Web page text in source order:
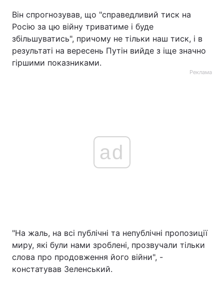
Він спрогнозував, що "справедливий тиск на
Росію за цю війну триватиме і буде
збільшуватись", причому не тільки наш тиск, і в
результаті на вересень Путін вийде з іще значно
гіршими показниками.
Реклама
ad
"На жаль, на всі публічні та непублічні пропозиції
миру, які були нами зроблені, прозвучали тільки
слова про продовження його війни", -
констатував Зеленський.